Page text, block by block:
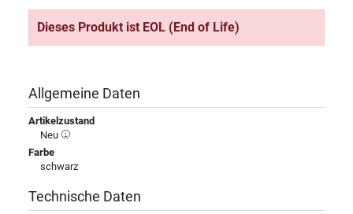
Dieses Produkt ist EOL (End of Life)
Allgemeine Daten
Artikelzustand
Neu
Farbe
schwarz
Technische Daten